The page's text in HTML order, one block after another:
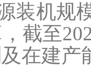
装机规
截至
在建产